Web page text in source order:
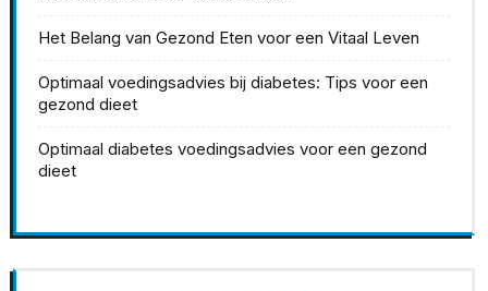
Het Belang van Gezond Eten voor een Vitaal Leven
Optimaal voedingsadvies bij diabetes: Tips voor een
gezond dieet
Optimaal diabetes voedingsadvies voor een gezond
dieet